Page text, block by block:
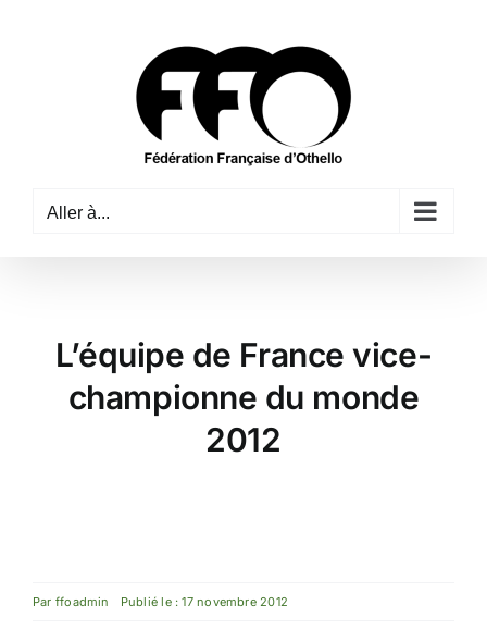
Aller à...
L’équipe de France vice-
championne du monde
2012
Par ffoadmin Publié le : 17 novembre 2012